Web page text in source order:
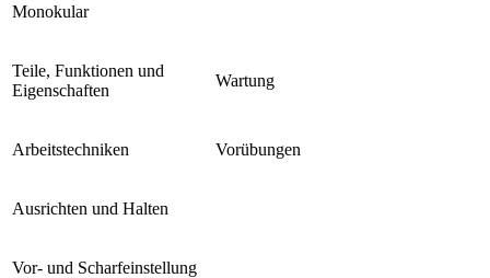
Monokular
Teile, Funktionen und
Eigenschaften
Wartung
Arbeitstechniken Vorübungen
Ausrichten und Halten
Vor- und Scharfeinstellung